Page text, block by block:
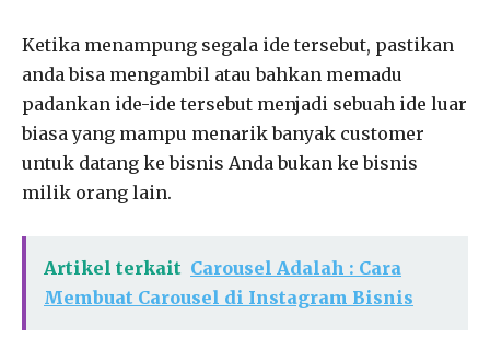
Ketika menampung segala ide tersebut, pastikan
anda bisa mengambil atau bahkan memadu
padankan ide-ide tersebut menjadi sebuah ide luar
biasa yang mampu menarik banyak customer
untuk datang ke bisnis Anda bukan ke bisnis
milik orang lain.
Artikel terkait Carousel Adalah : Cara
Membuat Carousel di Instagram Bisnis